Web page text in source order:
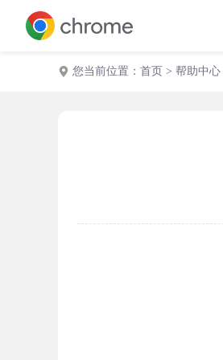
您当前位置： 首页 > 帮助中心